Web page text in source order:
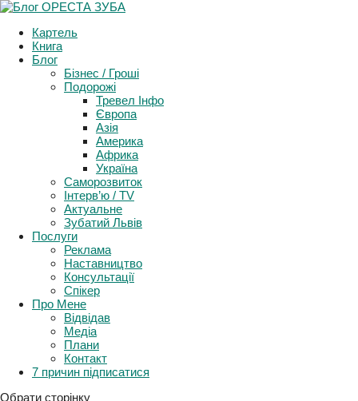
Картель
Книга
Блог
Бізнес / Гроші
Подорожі
Тревел Інфо
Європа
Азія
Америка
Африка
Україна
Саморозвиток
Інтерв’ю / TV
Актуальне
Зубатий Львів
Послуги
Реклама
Наставництво
Консультації
Спікер
Про Мене
Відвідав
Медіа
Плани
Контакт
7 причин підписатися
Support and Follow events in Ukraine